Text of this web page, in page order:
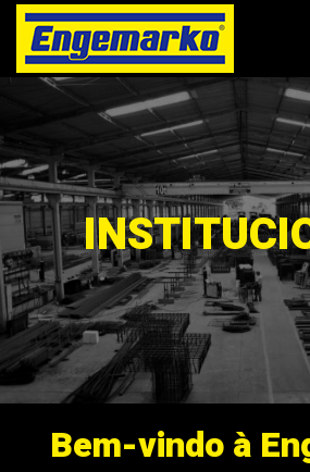
Bem-vindo à